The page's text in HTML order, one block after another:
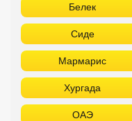
Белек
Сиде
Мармарис
Хургада
ОАЭ